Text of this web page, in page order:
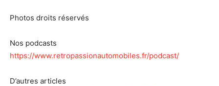
Photos droits réservés
Nos podcasts
https://www.retropassionautomobiles.fr/podcast/
D’autres articles